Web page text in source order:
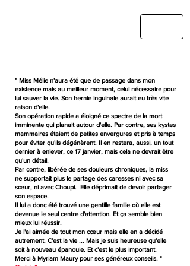
" Miss Mélie n'aura été que de passage dans mon
existence mais au meilleur moment, celui nécessaire pour
lui sauver la vie. Son hernie inguinale aurait eu très vite
raison d'elle.
Son opération rapide a éloigné ce spectre de la mort
imminente qui planait autour d'elle. Par contre, ses kystes
mammaires étaient de petites envergures et pris à temps
pour éviter qu'ils dégénèrent. Il en restera, aussi, un tout
dernier à enlever, ce 17 janvier, mais cela ne devrait être
qu'un détail.
Par contre, libérée de ses douleurs chroniques, la miss
ne supportait plus le partage des caresses ni avec sa
sœur, ni avec Choupi. Elle déprimait de devoir partager
son espace.
Il lui a donc été trouvé une gentille famille où elle est
devenue le seul centre d'attention. Et ça semble bien
mieux lui réussir.
Je l'ai aimée de tout mon cœur mais elle en a décidé
autrement. C'est la vie ... Mais je suis heureuse qu'elle
soit à nouveau épanouie. Et c'est le plus important.
Merci à Myriam Maurypour ses généreux conseils. "